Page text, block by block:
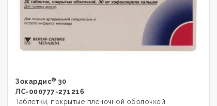
Зокардис® 30
ЛС-000777-271216
Таблетки, покрытые пленочной оболочкой